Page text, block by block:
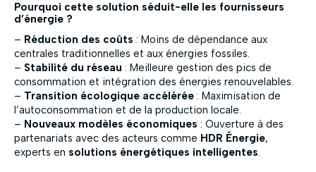
Pourquoi cette solution séduit-elle les fournisseurs
d’énergie ?
– Réduction des coûts : Moins de dépendance aux
centrales traditionnelles et aux énergies fossiles.
– Stabilité du réseau : Meilleure gestion des pics de
consommation et intégration des énergies renouvelables.
– Transition écologique accélérée : Maximisation de
l’autoconsommation et de la production locale.
– Nouveaux modèles économiques : Ouverture à des
partenariats avec des acteurs comme HDR Énergie,
experts en solutions énergétiques intelligentes.